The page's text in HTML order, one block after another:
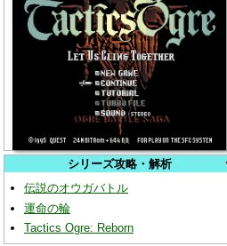
シリーズ攻略・解析
伝説のオウガバトル
運命の輪
Tactics Ogre: Reborn